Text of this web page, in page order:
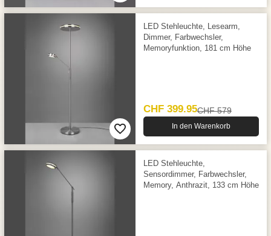
LED Stehleuchte, Lesearm,
Dimmer, Farbwechsler,
Memoryfunktion, 181 cm Höhe
CHF 399.95CHF 579
In den Warenkorb
LED Stehleuchte,
Sensordimmer, Farbwechsler,
Memory, Anthrazit, 133 cm Höhe